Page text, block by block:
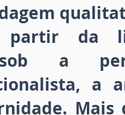
partir da
a
a
Mais